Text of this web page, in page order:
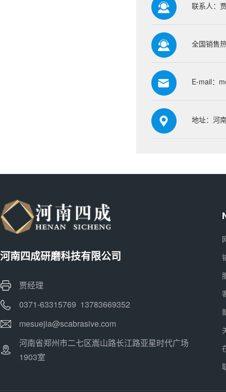
联系人：
全国销售
E-mail：
地址：河
河南四成研磨科技有限公司
贾经理
0371-63315769 13783669352
mesuejia@scabrasive.com
河南省郑州市二七区嵩山路长江路亚星时代广场
1903室